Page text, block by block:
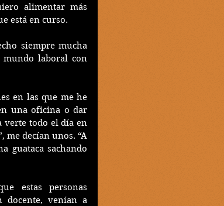
alimentar más
está en curso.
siempre mucha
mundo laboral con
en las que me he
una oficina o dar
verte todo el día en
me decían unos. “A
guataca sachando
estas personas
docente, venían a